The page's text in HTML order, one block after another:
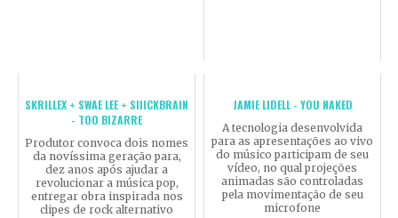
SKRILLEX + SWAE LEE + SIIICKBRAIN
- TOO BIZARRE
Produtor convoca dois nomes
da novíssima geração para,
dez anos após ajudar a
revolucionar a música pop,
entregar obra inspirada nos
clipes de rock alternativo
JAMIE LIDELL - YOU NAKED
A tecnologia desenvolvida
para as apresentações ao vivo
do músico participam de seu
vídeo, no qual projeções
animadas são controladas
pela movimentação de seu
microfone